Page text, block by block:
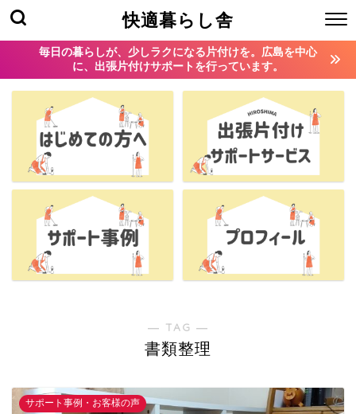
快適暮らし舎
毎日の暮らしが、少しラクになる片付けを。広島を中心
に、出張片付けサポートを行っています。
― TAG ―
書類整理
サポート事例・お客様の声